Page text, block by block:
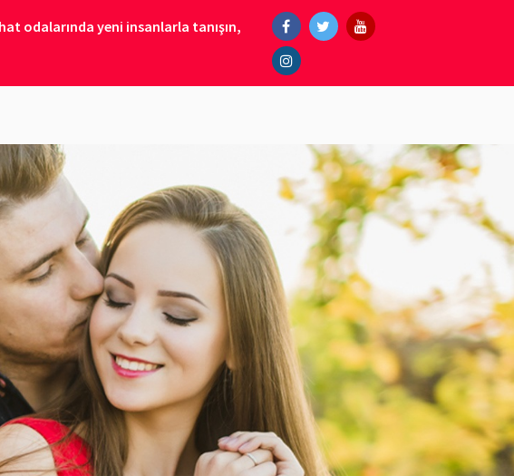
odalarında yeni insanlarla tanışın,